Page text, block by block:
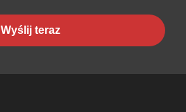
Wyślij teraz